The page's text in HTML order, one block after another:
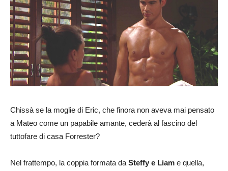
Chissà se la moglie di Eric, che finora non aveva mai pensato
a Mateo come un papabile amante, cederà al fascino del
tuttofare di casa Forrester?
Nel frattempo, la coppia formata da Steffy e Liam e quella,